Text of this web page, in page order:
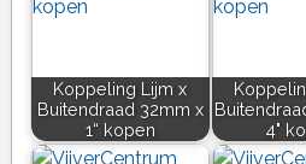
Koppeling Lijm x
Buitendraad 32mm x
1“ kopen
4"